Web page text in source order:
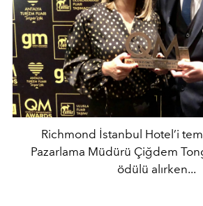
Richmond İstanbul Hotel’i
Pazarlama Müdürü Çiğdem
ödülü alırken...